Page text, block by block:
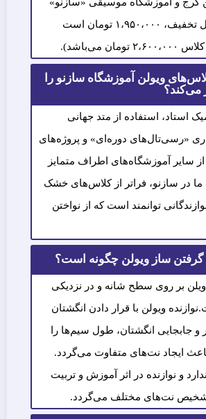
کرج و آموزشگاه موسیقی «سازنو»
کرج، پس از اعمال تخفیف، ۱،۹۵۰،۰۰۰ تومان است
می‌باشد).
ویولن آموزشگاه سازنو را
می‌کند؟
استاد، استفاده از متد جهانی
«رسی‌تال‌های دوره‌ای» و پروژه‌های
از سایر آموزشگاه‌های اطراف متمایز
در سازنو، فراتر از کلاس‌های خشک
توانمند است که از نواختن
ساز ویولن چگونه است؟
بر روی سطح شانه و در نزدیکی
ویولن با قرار دادن انگشتان
انگشتان، طول سیم‌ها را
ایجاد نت‌های متفاوت می‌گردد.
و نوازنده در اثر آموزش و تربیت
تشخیص نت‌های مختلف می‌گردد.